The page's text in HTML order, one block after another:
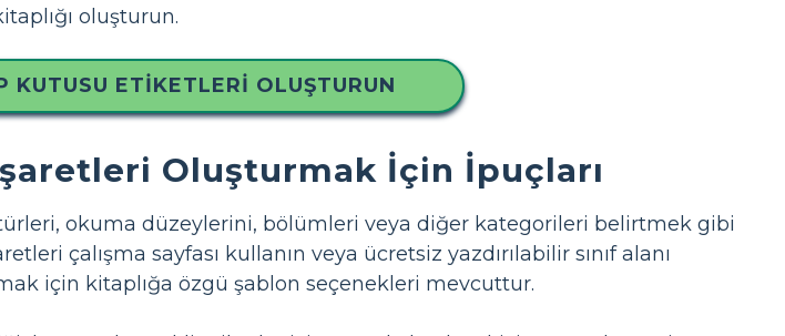
oluşturun.
KUTUSU ETIKETLERI OLUŞTURUN
İşaretleri Oluşturmak İçin İpuçları
türleri, okuma düzeylerini, bölümleri veya diğer kategorileri belirtmek gibi
çalışma sayfası kullanın veya ücretsiz yazdırılabilir sınıf alanı
için kitaplığa özgü şablon seçenekleri mevcuttur.